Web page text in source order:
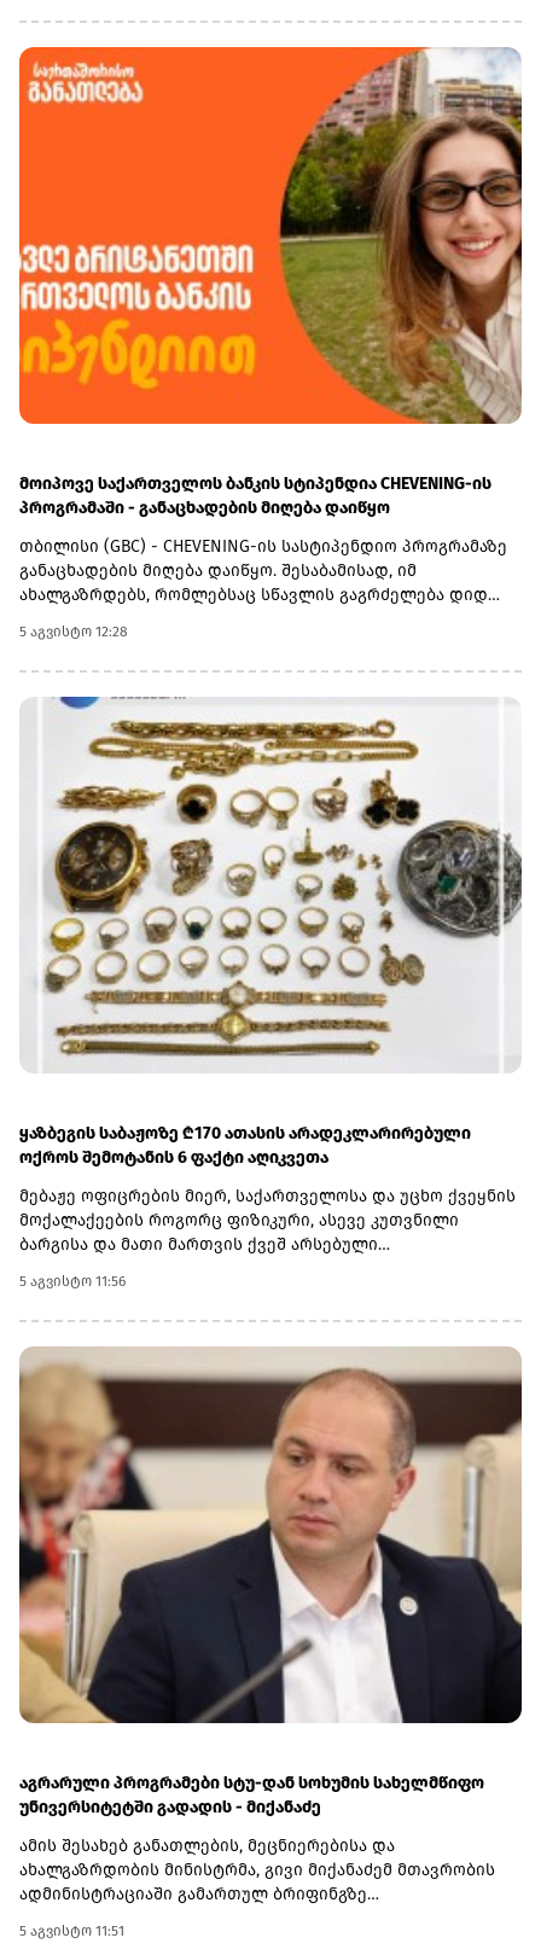
ლევან ბეჟაშვილის განცხადებით, მან უარი თქვა
მმართველობითი საბჭოს საქმიანობაში მონაწილეობაზე
და საქმიანობას პარტიის პოლიტსაბჭოს წევრის სტატუსით
გააგრძელებს.
მოიპოვე საქართველოს ბანკის სტიპენდია CHEVENING-ის
პროგრამაში - განაცხადების მიღება დაიწყო
თბილისი (GBC) - CHEVENING-ის სასტიპენდიო პროგრამაზე
განაცხადების მიღება დაიწყო. შესაბამისად, იმ
ახალგაზრდებს, რომლებსაც სწავლის გაგრძელება დიდ
განაცხადი, გახდნენ საქართველოს ბანკის სტიპენდიატები
და ისწავლონ სასურველ უნივერსიტეტში სრული
დაფინანსებით.დიდ ბრიტანეთში სწავლის მსურველებმა, 6
ოქტომბრამდე უნდა შეავსონ განაცხადი
ბმულზე.აღსანიშნავია ისიც, რომ საქართველოს ბანკის
სტიპენდია ფარავს როგორც ერთწლიან სამაგისტრო
საფეხურზე სწავლის, ასევე მასთან დაკავშირებულ ყველა
აუცილებელ ხარჯს.პროგრამის ფარგლებში უკვე
გამოვლინდა საქართველოს ბანკის 30-ზე მეტი
სტიპენდიატი და მათი რაოდენობა კი ყოველწლიურად
იზრდება.შეგახსენებთ, რომ საქართველოს ბანკი უკვე 10
წელზე მეტია CHEVENING-ის სასტიპენდიო პროგრამის
პარტნიორია.საქართველოს ბანკის მიერ
განხორციელებული საგანმანათლებლო პროგრამების
შესახებ დეტალური ინფორმაციის მისაღებად ეწვიეთ
ვებგვერდს.(R)
5 აგვისტო 12:28
ყაზბეგის საბაჟოზე ₾170 ათასის არადეკლარირებული
ოქროს შემოტანის 6 ფაქტი აღიკვეთა
მებაჟე ოფიცრების მიერ, საქართველოსა და უცხო ქვეყნის
მოქალაქეების როგორც ფიზიკური, ასევე კუთვნილი
ბარგისა და მათი მართვის ქვეშ არსებული
დათვალიერების შედეგად ჯამში -782 გრამი ოქროს
ნაკეთობები აღმოაჩინეს.არადეკლარირებული საქონლის
საერთო საბაჟო ღირებულებამ ჯამში 169 776 ლარი
შეადგინა.6 კანონდამრღვევი მოქალაქის მიმართ, საქმის
მასალები შემდგომი რეაგირების მიზნით, საქართველოს
ფინანსთა სამინისტროს საგამოძიებო სამსახურს
გადაეგზავნა.
5 აგვისტო 11:56
აგრარული პროგრამები სტუ-დან სოხუმის სახელმწიფო
უნივერსიტეტში გადადის - მიქანაძე
ამის შესახებ განათლების, მეცნიერებისა და
ახალგაზრდობის მინისტრმა, გივი მიქანაძემ მთავრობის
ადმინისტრაციაში გამართულ ბრიფინგზე
უნივერსიტეტის აგრარულმა პროგრამებმა განათლების
5 აგვისტო 11:51